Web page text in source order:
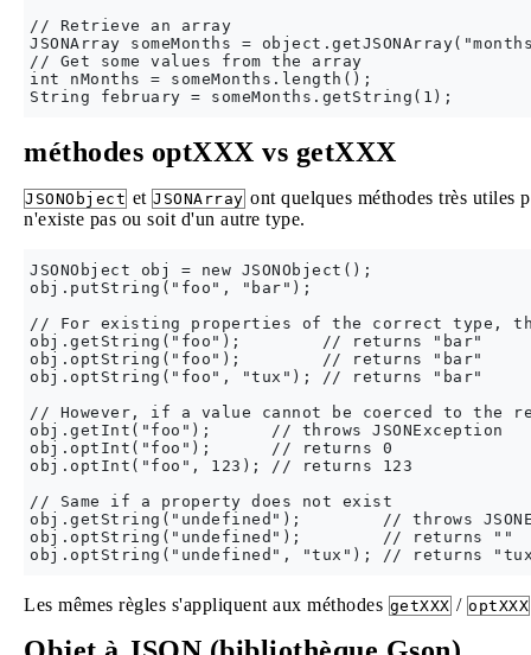
// Retrieve an array
JSONArray someMonths =
// Get some values from the array
int nMonths = someMonths.length();
méthodes optXXX vs getXXX
JSONObject et JSONArray ont quelques méthodes très utiles
n'existe pas ou soit d'un autre type.
JSONObject obj = new JSONObject();
obj.putString("foo", "bar");
// For existing properties of the correct type,
obj.getString("foo");        // returns "bar"
obj.optString("foo");        // returns "bar"
obj.optString("foo", "tux"); // returns "bar"
// However, if a value cannot be coerced to the
obj.getInt("foo");      // throws JSONException
obj.optInt("foo");      // returns 0
obj.optInt("foo", 123); // returns 123
// Same if a property does not exist
obj.getString("undefined");        // throws
obj.optString("undefined");        // returns ""
Les mêmes règles s'appliquent aux méthodes getXXX / optXXX